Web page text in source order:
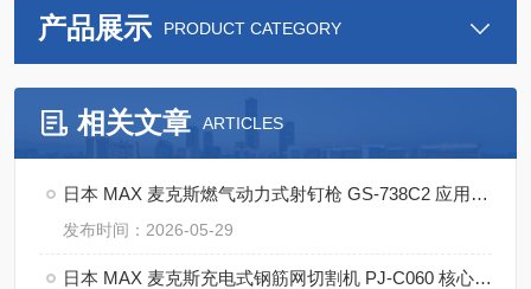
产品展示 PRODUCT CATEGORY
相关文章 ARTICLES
日本 MAX 麦克斯燃气动力式射钉枪 GS-738C2 应用案例
发布时间：2026-05-29
日本 MAX 麦克斯充电式钢筋网切割机 PJ-C060 核心优势